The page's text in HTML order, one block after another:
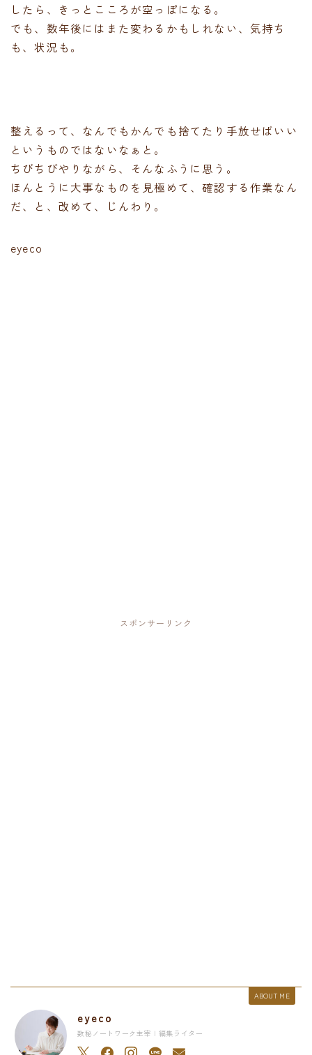
したら、きっとこころが空っぽになる。
でも、数年後にはまた変わるかもしれない、気持ち
も、状況も。
整えるって、なんでもかんでも捨てたり手放せばいい
というものではないなぁと。
ちびちびやりながら、そんなふうに思う。
ほんとうに大事なものを見極めて、確認する作業なん
だ、と、改めて、じんわり。
eyeco
スポンサーリンク
ABOUT ME
eyeco
数秘ノートワーク主宰 | 編集ライター